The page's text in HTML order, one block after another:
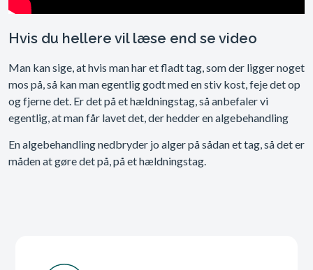
Hvis du hellere vil læse end se video
Man kan sige, at hvis man har et fladt tag, som der ligger noget
mos på, så kan man egentlig godt med en stiv kost, feje det op
og fjerne det. Er det på et hældningstag, så anbefaler vi
egentlig, at man får lavet det, der hedder en algebehandling
En algebehandling nedbryder jo alger på sådan et tag, så det er
måden at gøre det på, på et hældningstag.